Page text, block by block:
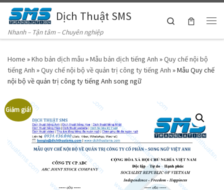
Skip to contentDịch Thuật SMS
Nhanh – Tận tâm – Chuyên nghiệp
Search
Home »Kho bản dịch mẫu »Mẫu bản dịch tiếng Anh »Quy chế nội bộ
tiếng Anh »Quy chế nội bộ về quản trị công ty tiếng Anh »Mẫu Quy chế
nội bộ về quản trị công ty tiếng Anh song ngữ
Giảm giá!